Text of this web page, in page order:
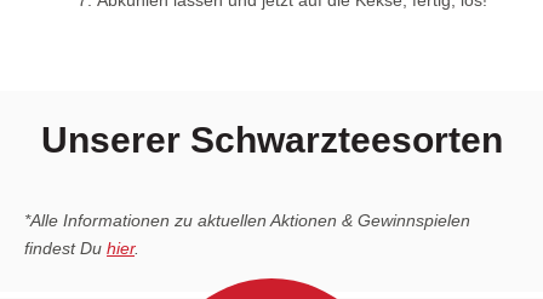
Unserer Schwarzteesorten
*Alle Informationen zu aktuellen Aktionen & Gewinnspielen
findest Du hier.